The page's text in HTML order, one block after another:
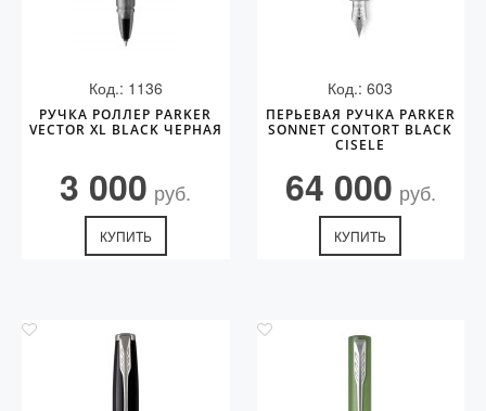
Код.: 1136
РУЧКА РОЛЛЕР PARKER
VECTOR XL BLACK ЧЕРНАЯ
3 000 руб.
КУПИТЬ
Код.: 603
ПЕРЬЕВАЯ РУЧКА PARKER
SONNET CONTORT BLACK
CISELE
64 000 руб.
КУПИТЬ